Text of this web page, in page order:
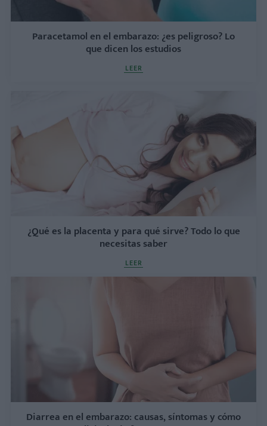
Paracetamol en el embarazo: ¿es peligroso? Lo
que dicen los estudios
LEER
¿Qué es la placenta y para qué sirve? Todo lo que
necesitas saber
LEER
Diarrea en el embarazo: causas, síntomas y cómo